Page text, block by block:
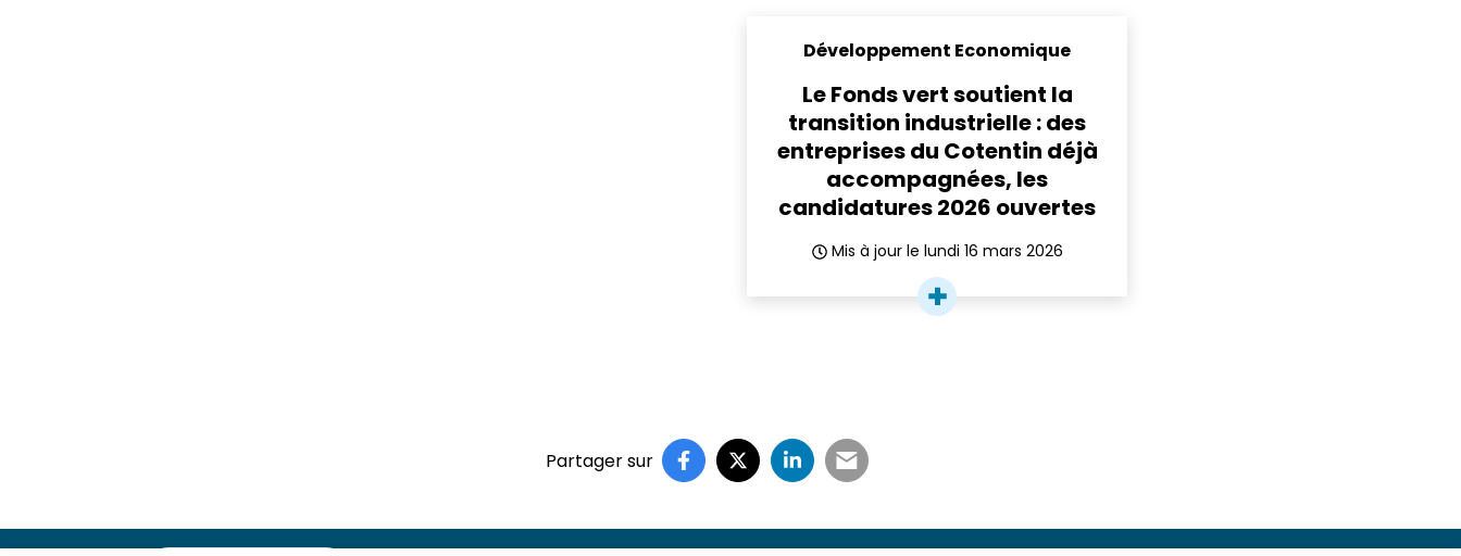
Développement Economique
Le Fonds vert soutient la
transition industrielle : des
entreprises du Cotentin déjà
accompagnées, les
candidatures 2026 ouvertes
Mis à jour le lundi 16 mars 2026
Partager sur Partager sur Facebook
(ouverture dans un nouvel onglet)
Partager sur X (Twitter)
(ouverture dans un nouvel onglet)
Partager sur LinkedIn
(ouverture dans un nouvel onglet)
Partager par e-mail
(ouverture dans un nouvel onglet)